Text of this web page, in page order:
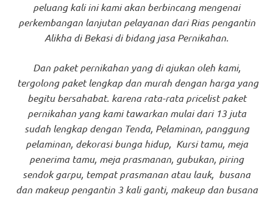
peluang kali ini kami akan berbincang mengenai
perkembangan lanjutan pelayanan dari Rias pengantin
Alikha di Bekasi di bidang jasa Pernikahan.
Dan paket pernikahan yang di ajukan oleh kami,
tergolong paket lengkap dan murah dengan harga yang
begitu bersahabat. karena rata-rata pricelist paket
pernikahan yang kami tawarkan mulai dari 13 juta
sudah lengkap dengan Tenda, Pelaminan, panggung
pelaminan, dekorasi bunga hidup, Kursi tamu, meja
penerima tamu, meja prasmanan, gubukan, piring
sendok garpu, tempat prasmanan atau lauk, busana
dan makeup pengantin 3 kali ganti, makeup dan busana